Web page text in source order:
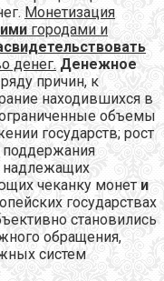
Монетизация
городами и
денег. Денежное
причин, к
находившихся в
объемы
государств; рост
надлежащих
чеканку монет и
государствах
становились
обращения,
систем